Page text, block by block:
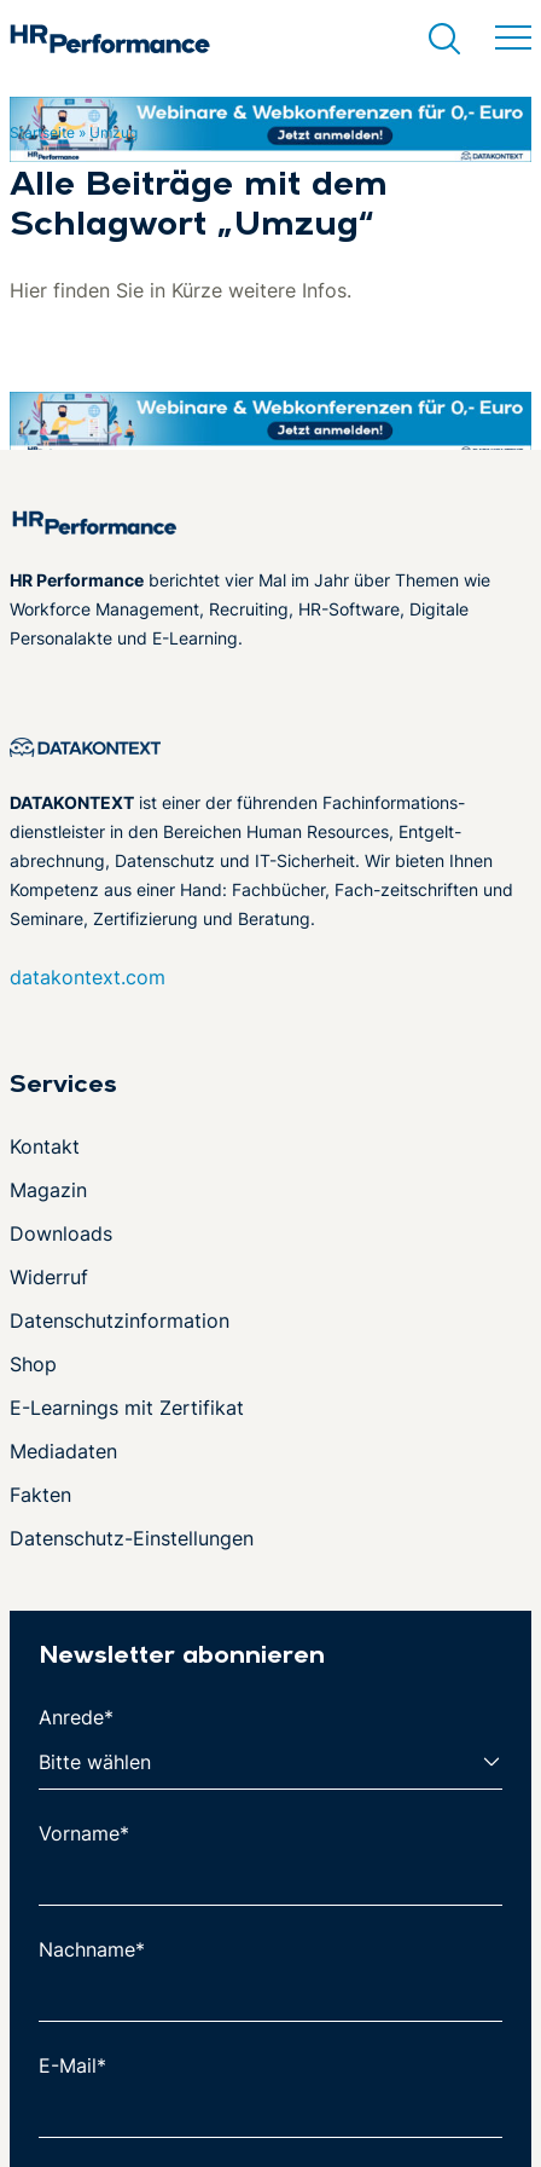
Suchen
Startseite» Umzug
Alle Beiträge mit dem
Schlagwort „Umzug“
Hier finden Sie in Kürze weitere Infos.
HR Performance berichtet vier Mal im Jahr über Themen wie
Workforce Management, Recruiting, HR-Software, Digitale
Personalakte und E-Learning.
DATAKONTEXT ist einer der führenden Fachinformations-
dienstleister in den Bereichen Human Resources, Entgelt-
abrechnung, Datenschutz und IT-Sicherheit. Wir bieten Ihnen
Kompetenz aus einer Hand: Fachbücher, Fach-zeitschriften und
Seminare, Zertifizierung und Beratung.
datakontext.com
Services
Kontakt
Magazin
Downloads
Widerruf
Datenschutzinformation
Shop
E-Learnings mit Zertifikat
Mediadaten
Fakten
Datenschutz-Einstellungen
Newsletter abonnieren
Anrede*
Vorname*
Nachname*
E-Mail*